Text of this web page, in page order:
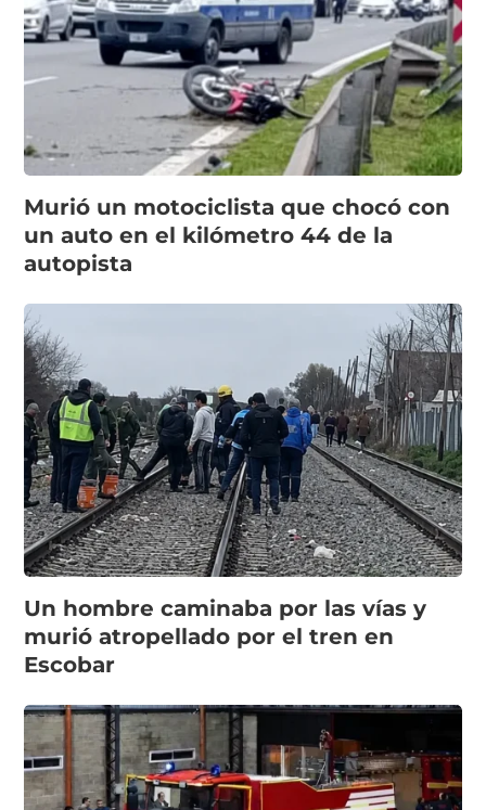
Murió un motociclista que chocó con
un auto en el kilómetro 44 de la
autopista
Un hombre caminaba por las vías y
murió atropellado por el tren en
Escobar